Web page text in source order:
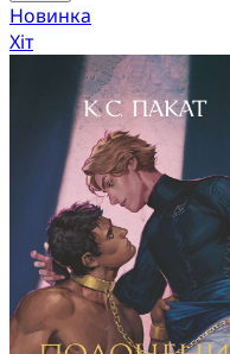
Новинка
Хіт